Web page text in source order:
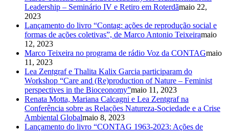
Leadership – Seminário IV e Retiro em Roterdãmaio 22,
2023
Lançamento do livro “Contag: ações de reprodução social e
formas de ações coletivas”, de Marco Antonio Teixeiramaio
12, 2023
Marco Teixeira no programa de rádio Voz da CONTAGmaio
11, 2023
Lea Zentgraf e Thalita Kalix Garcia participaram do
Workshop “Care and (Re)production of Nature – Feminist
perspectives in the Bioceonomy”maio 11, 2023
Renata Motta, Mariana Calcagni e Lea Zentgraf na
Conferência sobre as Relações Natureza-Sociedade e a Crise
Ambiental Globalmaio 8, 2023
Lançamento do livro “CONTAG 1963-2023: Ações de